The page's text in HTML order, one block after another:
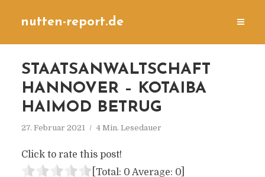
nutten-report.de
STAATSANWALTSCHAFT
HANNOVER – KOTAIBA
HAIMOD BETRUG
27. Februar 2021 4 Min. Lesedauer
Click to rate this post!
[Total: 0 Average: 0]